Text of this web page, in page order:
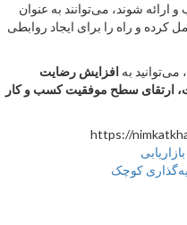
ارائه شوند، می‌توانند به عنوان
کرده و راه را برای ایجاد روابطی
می‌توانید به افزایش رضایت
ارتقای سطح موفقیت کسب و کار
https://
کوچک